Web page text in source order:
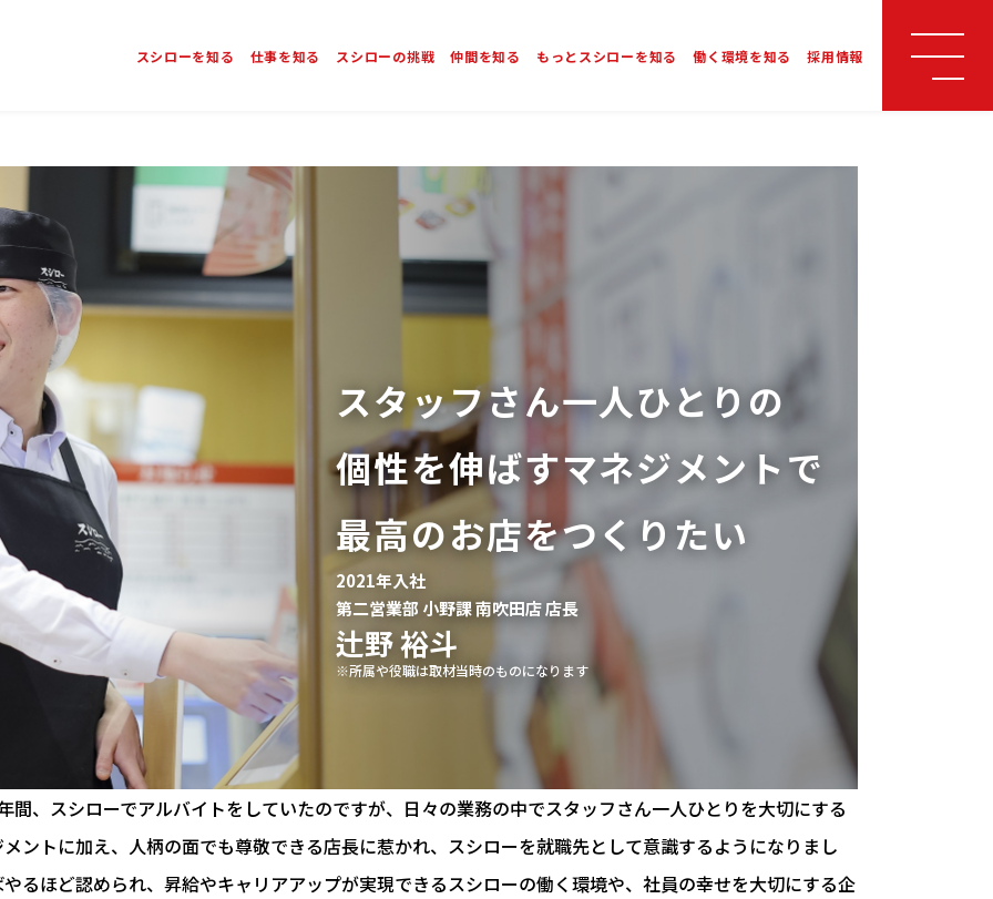
スシローを知る 仕事を知る スシローの挑戦 仲間を知る もっとスシローを知る 働く環境を知る 採用情報
スタッフさん一人ひとりの
個性を伸ばすマネジメントで
最高のお店をつくりたい
2021年入社
第二営業部 小野課 南吹田店 店長
辻野 裕斗
※所属や役職は取材当時のものになります
間、スシローでアルバイトをしていたのですが、日々の業務の中でスタッフさん一人ひとりを大切にする
ントに加え、人柄の面でも尊敬できる店長に惹かれ、スシローを就職先として意識するようになりまし
るほど認められ、昇給やキャリアアップが実現できるスシローの働く環境や、社員の幸せを大切にする企